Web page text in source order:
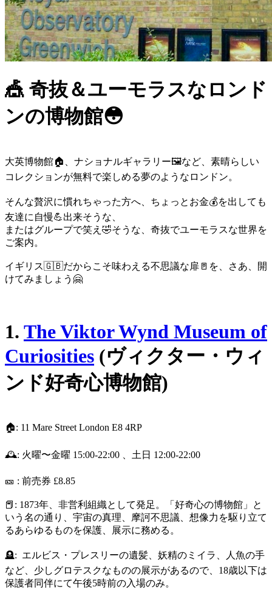
🎪 奇抜＆ユーモラスなロンド
ンの博物館😳
大英博物館🏠、ナショナルギャラリー🖼️など、素晴らしい
コレクションが無料で楽しめる夢のようなロンドン。
そんな贅沢に慣れちゃった方へ、ちょっとお金💰を出しても
友達に自慢💪出来そうな、
またはグループで笑え🤣そうな、奇抜でユーモラスな世界を
ご案内。
イギリス🇬🇧だからこそ味わえる不思議な扉🚪を、さあ、開
けてみましょう🤗
1. The Viktor Wynd Museum of
Curiosities (ヴィクター・ウィ
ンド好奇心博物館)
🏠: 11 Mare Street London E8 4RP
🕰️: 火曜〜金曜 15:00-22:00 、土日 12:00-22:00
🎫 : 前売券 £8.85
📕: 1873年、非営利組織として発足。「好奇心の博物館」と
いう名の通り、宇宙の真理、摩訶不思議、想像力を駆り立て
るあらゆるものを保護、展示に務める。
🪦: エルビス・プレスリーの遺髪、妖精のミイラ、人魚の手
など、少しグロテスクなものの展示があるので、18歳以下は
保護者同伴にて午後5時前の入場のみ。